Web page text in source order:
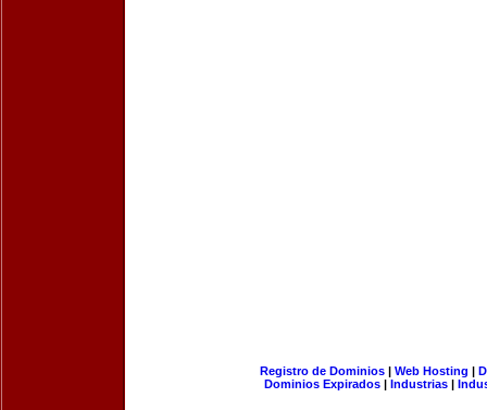
Registro de Dominios| Web Hosting |
Dominios Expirados | Industrias |